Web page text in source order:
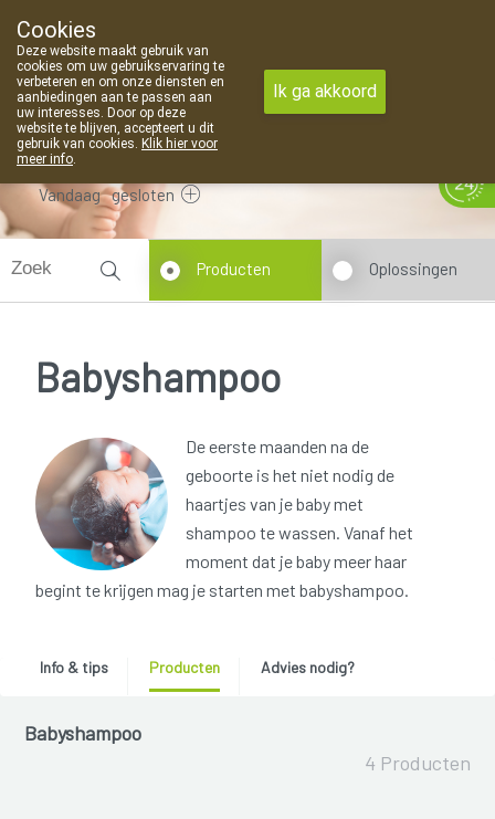
09 373 94 03
Vandaag gesloten
Producten Oplossingen
Babyshampoo
De eerste maanden na de
geboorte is het niet nodig de
haartjes van je baby met
shampoo te wassen. Vanaf het
moment dat je baby meer haar
begint te krijgen mag je starten met babyshampoo.
Info & tips Producten Advies nodig?
Babyshampoo
4 Producten
Cookies
Deze website maakt gebruik van
cookies om uw gebruikservaring te
verbeteren en om onze diensten en
aanbiedingen aan te passen aan
uw interesses. Door op deze
website te blijven, accepteert u dit
gebruik van cookies. Klik hier voor
meer info.
Ik ga akkoord